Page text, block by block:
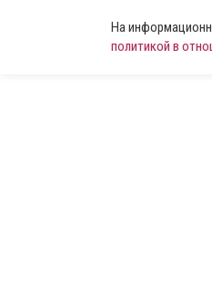
На
политикой в